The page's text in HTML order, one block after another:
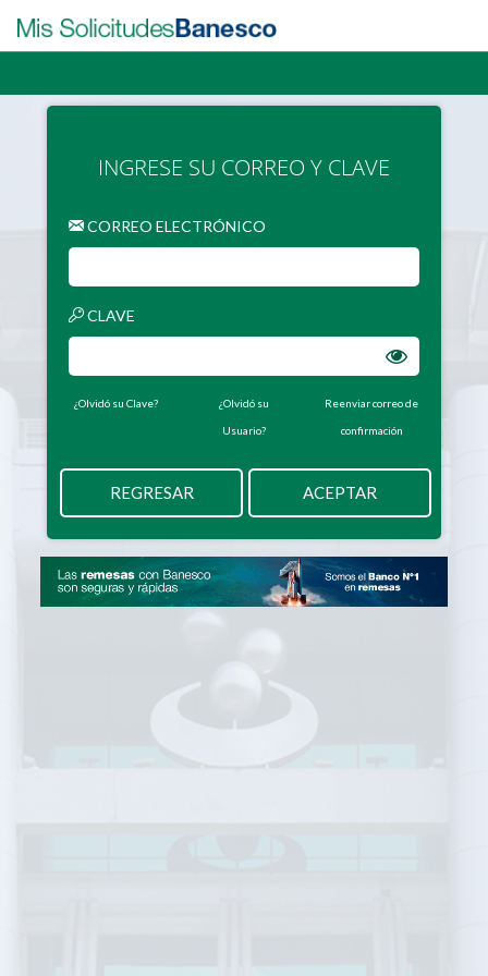
INGRESE SU CORREO Y CLAVE
CORREO ELECTRÓNICO
CLAVE
¿Olvidó su Clave? ¿Olvidó su
Usuario?
Reenviar correo de
confirmación
ACEPTAR
REGRESAR